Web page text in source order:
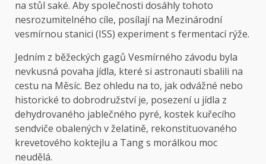
na stůl saké. Aby společnosti dosáhly tohoto
nesrozumitelného cíle, posílají na Mezinárodní
vesmírnou stanici (ISS) experiment s fermentací rýže.
Jedním z běžeckých gagů Vesmírného závodu byla
nevkusná povaha jídla, které si astronauti sbalili na
cestu na Měsíc. Bez ohledu na to, jak odvážné nebo
historické to dobrodružství je, posezení u jídla z
dehydrovaného jablečného pyré, kostek kuřecího
sendviče obalených v želatině, rekonstituovaného
krevetového koktejlu a Tang s morálkou moc
neudělá.